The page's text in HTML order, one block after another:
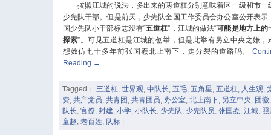
按照江城的说法，多出来的两道杠分别意味着区一级和市一
少先队干部。但是前天，少先队全国工作委员会办公室公开表示
国少先队小干部标志没有“五道杠”，江城的做法“可能是地方上的
探索”。可见五道杠是江城的创举，但是此举有另立中央之嫌，
想效仿七十多年前张国焘北上南下，走分裂的道路吗。
Reading →
Tagged： 三道杠,世界观,中队长,五毛,五角星,五道杠, 人生观,
费,共产党员,共青团 ,共青团员, 办公室,北上南下, 另立中央, 团徽
队长,官僚,封建,小学,小队长, 少先队, 少先队员,张国焘,江城, 照
童趣,老百姓, 队标